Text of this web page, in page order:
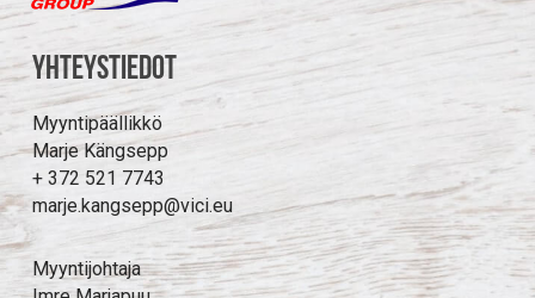
Yhteystiedot
Myyntipäällikkö
Marje Kängsepp
+ 372 521 7743
marje.kangsepp@vici.eu
Myyntijohtaja